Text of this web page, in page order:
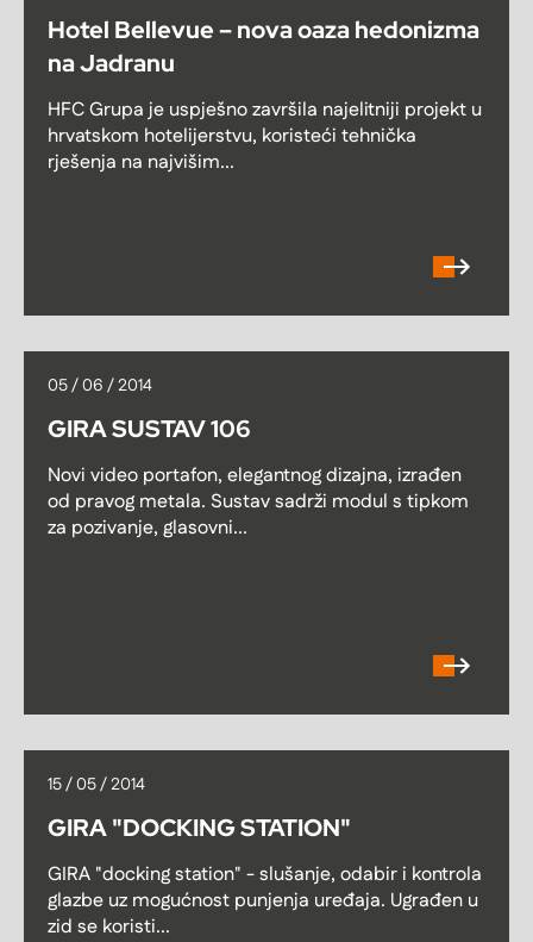
Hotel Bellevue – nova oaza hedonizma
na Jadranu
HFC Grupa je uspješno završila najelitniji projekt u
hrvatskom hotelijerstvu, koristeći tehnička
rješenja na najvišim...
05 / 06 / 2014
GIRA SUSTAV 106
Novi video portafon, elegantnog dizajna, izrađen
od pravog metala. Sustav sadrži modul s tipkom
za pozivanje, glasovni...
15 / 05 / 2014
GIRA "DOCKING STATION"
GIRA "docking station" - slušanje, odabir i kontrola
glazbe uz mogućnost punjenja uređaja. Ugrađen u
zid se koristi...